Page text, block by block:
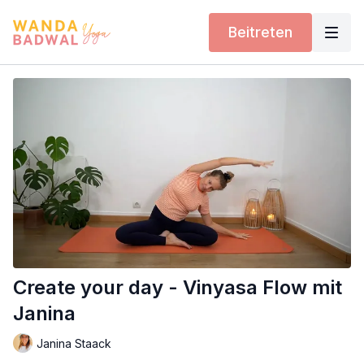
Beitreten
Create your day - Vinyasa Flow mit
Janina
Janina Staack